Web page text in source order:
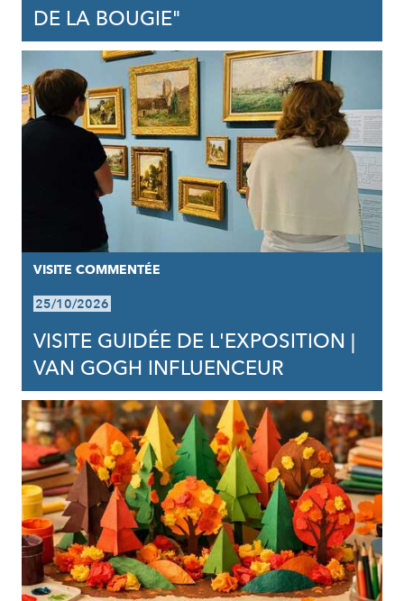
DE LA BOUGIE"
VISITE COMMENTÉE
25/10/2026
VISITE GUIDÉE DE L'EXPOSITION |
VAN GOGH INFLUENCEUR